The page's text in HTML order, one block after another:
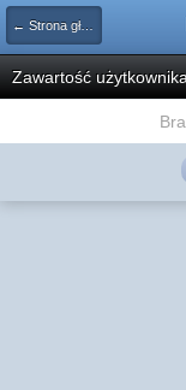
← Strona główna
Zawartość